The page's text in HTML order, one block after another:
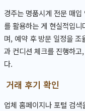
경주는 명품시계 전문 매
를 활용하는 게 현실적입
며, 예약 후 방문 일정을 조
과 컨디션 체크를 진행하
다.
거래 후기 확인
업체 홈페이지나 포털 검